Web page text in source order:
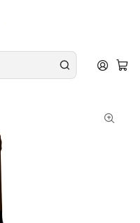
a partir de
Dom Salvador
Verde Branco 75cl